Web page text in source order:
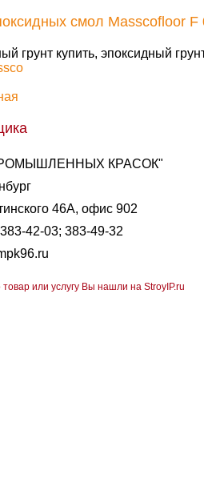
смол Masscofloor F
грунт купить, эпоксидный
КРАСОК"
46А, офис 902
42-03; 383-49-32
товар или услугу Вы нашли на StroyIP.ru